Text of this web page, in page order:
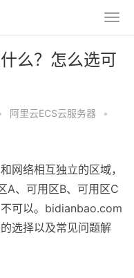
么？怎么选可
阿里云ECS云服务器
•
网络相互独立的区域，
A、可用区B、可用区C
可以。bidianbao.com
选择以及常见问题解